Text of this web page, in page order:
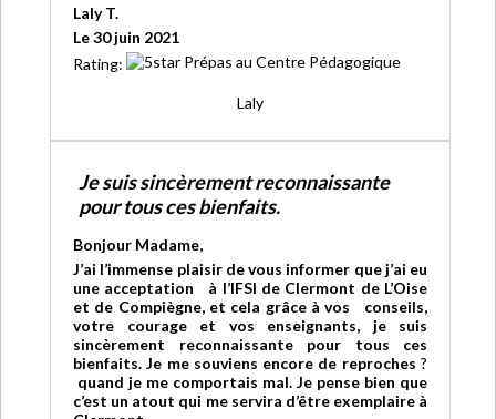
Laly T.
Le 30 juin 2021
Rating:
Laly
Je suis sincèrement reconnaissante
pour tous ces bienfaits.
Bonjour Madame,
J’ai l’immense plaisir de vous informer que j’ai eu
une acceptation à l’IFSI de Clermont de L’Oise
et de Compiègne, et cela grâce à vos conseils,
votre courage et vos enseignants, je suis
sincèrement reconnaissante pour tous ces
bienfaits. Je me souviens encore de reproches ?
quand je me comportais mal. Je pense bien que
c’est un atout qui me servira d’être exemplaire à